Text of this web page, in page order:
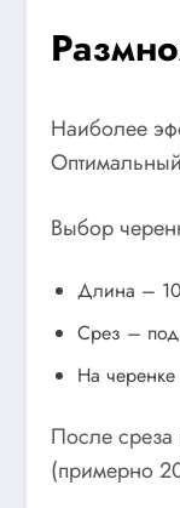
Наиболее
Выбор
Длина –
Срез – под
На
После среза
(примерно